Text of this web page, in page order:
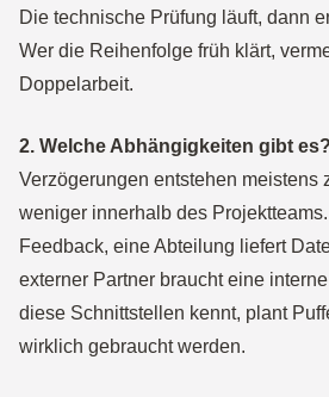
Die technische Prüfung läuft, dann
Wer die Reihenfolge früh klärt,
Doppelarbeit.
2. Welche Abhängigkeiten gibt es?
Verzögerungen entstehen meistens
weniger innerhalb des
Feedback, eine Abteilung liefert
externer Partner braucht eine
diese Schnittstellen kennt, plant
wirklich gebraucht werden.